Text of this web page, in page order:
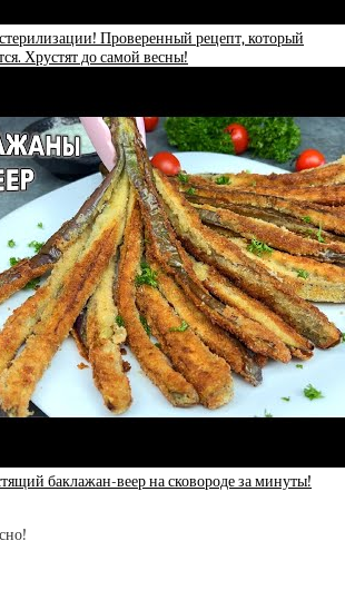
Проверенный рецепт, который
Хрустят до самой весны!
баклажан-веер на сковороде за минуты!